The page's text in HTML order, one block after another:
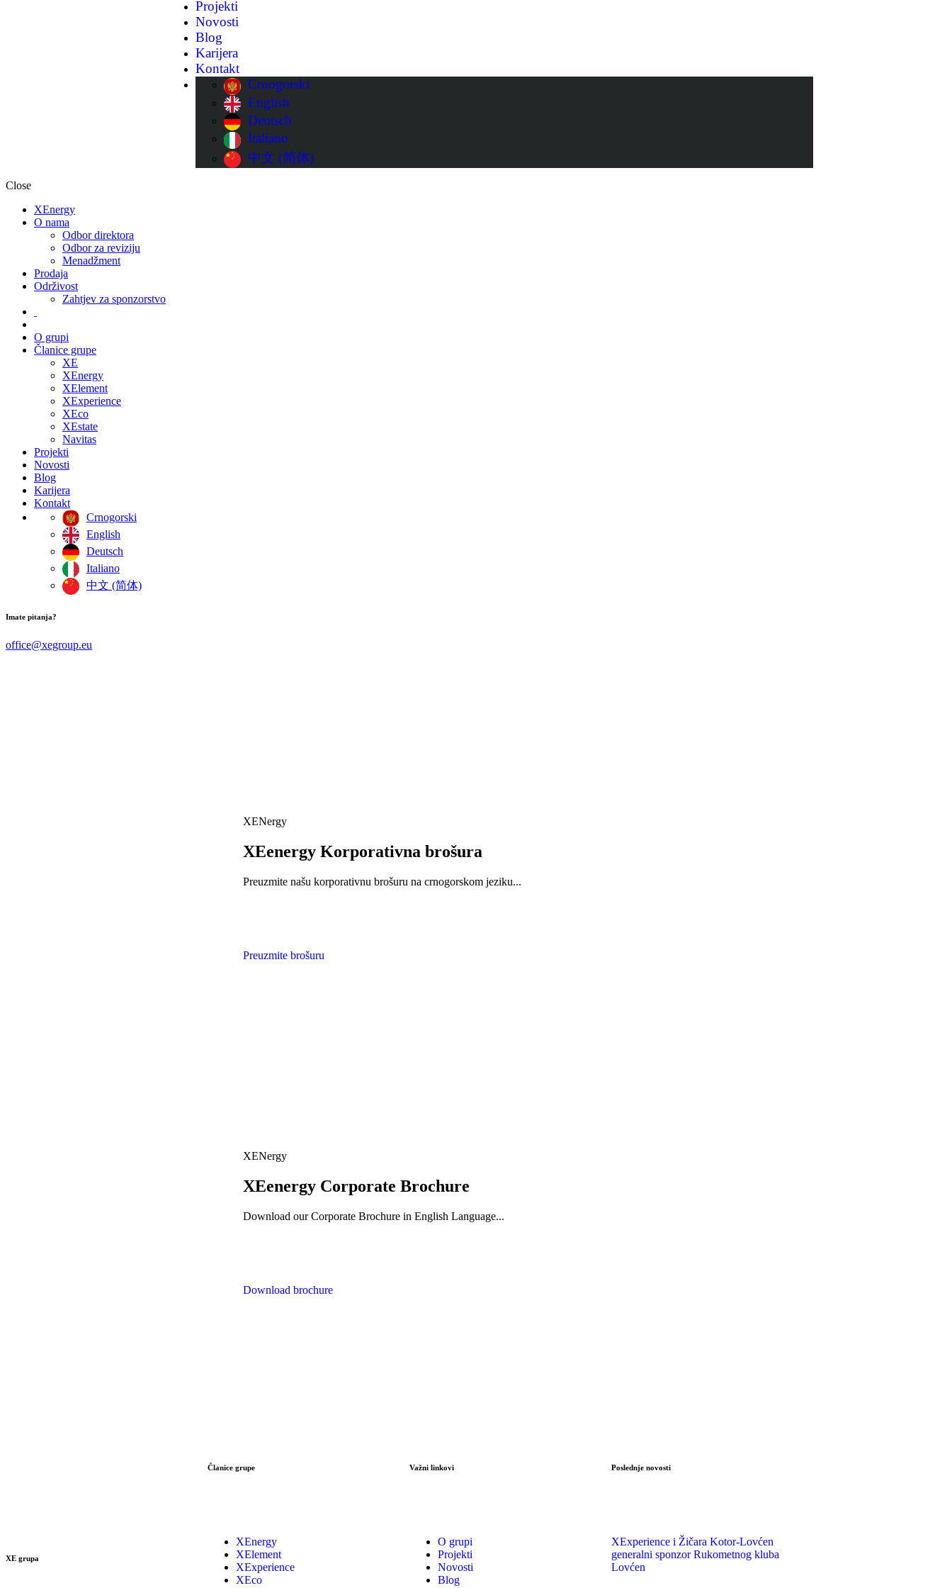
Projekti
Novosti
Blog
Karijera
Kontakt
Crnogorski
English
Deutsch
Italiano
中文 (简体)
Close
XEnergy
O nama
Odbor direktora
Odbor za reviziju
Menadžment
Prodaja
Održivost
Zahtjev za sponzorstvo
O grupi
Članice grupe
XE
XEnergy
XElement
XExperience
XEco
XEstate
Navitas
Projekti
Novosti
Blog
Karijera
Kontakt
Crnogorski
English
Deutsch
Italiano
中文 (简体)
Imate pitanja?
office@xegroup.eu
XENergy
XEenergy Korporativna brošura
Preuzmite našu korporativnu brošuru na crnogorskom jeziku...
Preuzmite brošuru
XENergy
XEenergy Corporate Brochure
Download our Corporate Brochure in English Language...
Download brochure
XE grupa
Članice grupe
XEnergy
XElement
XExperience
XEco
Važni linkovi
O grupi
Projekti
Novosti
Blog
Poslednje novosti
XExperience i Žičara Kotor-Lovćen
generalni sponzor Rukometnog kluba
Lovćen